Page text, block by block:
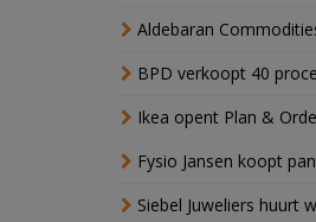
Aldebaran
BPD verkoopt 40
Ikea opent Plan &
Fysio Jansen koopt
Siebel Juweliers huurt